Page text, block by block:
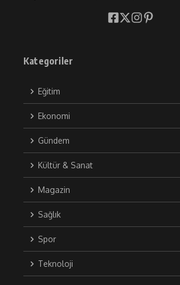
Kategoriler
Eğitim
Ekonomi
Gündem
Kültür & Sanat
Magazin
Sağlık
Spor
Teknoloji